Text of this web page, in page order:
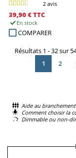
2 avis
39,90 €TTC
En stock
COMPARER
Résultats 1 - 32 sur
1
2
Aide au
Comment choisir la
Dimmable ou non-